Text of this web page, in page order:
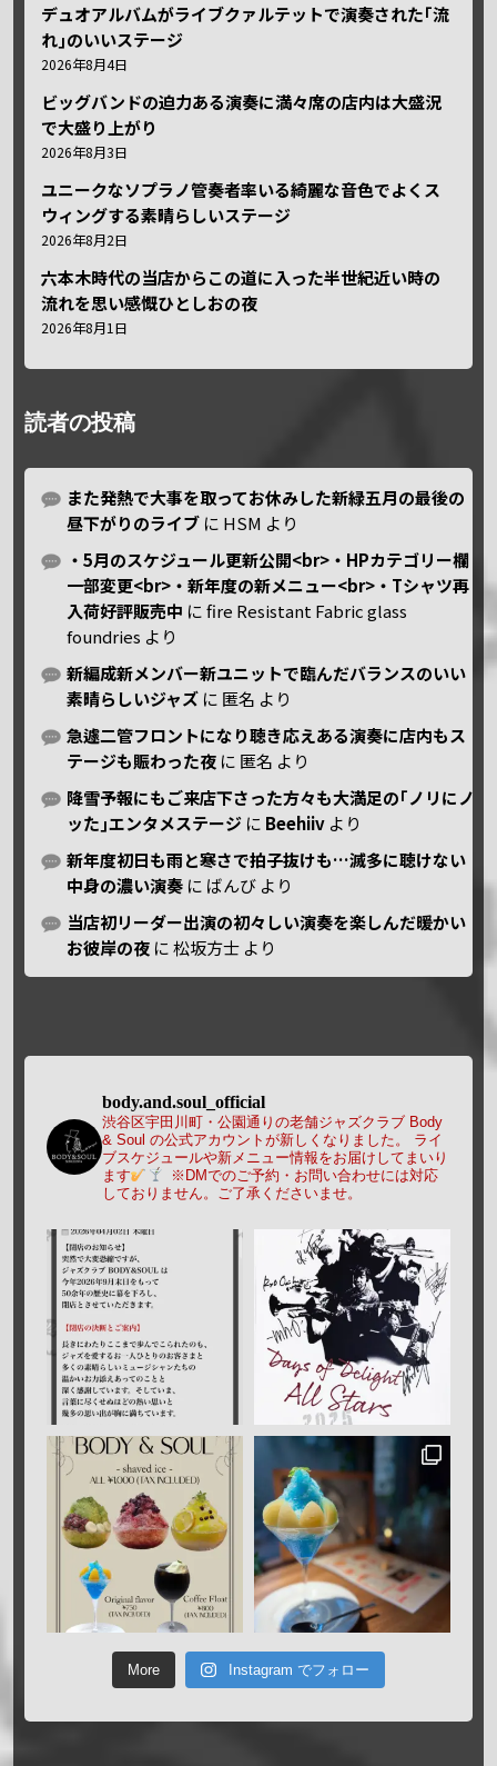
デュオアルバムがライブクァルテットで演奏された｢流
れ｣のいいステージ
2026年8月4日
ビッグバンドの迫力ある演奏に満々席の店内は大盛況
で大盛り上がり
2026年8月3日
ユニークなソプラノ管奏者率いる綺麗な音色でよくス
ウィングする素晴らしいステージ
2026年8月2日
六本木時代の当店からこの道に入った半世紀近い時の
流れを思い感慨ひとしおの夜
2026年8月1日
読者の投稿
また発熱で大事を取ってお休みした新緑五月の最後の
昼下がりのライブ に HSM より
・5月のスケジュール更新公開<br>・HPカテゴリー欄
一部変更<br>・新年度の新メニュー<br>・Tシャツ再
入荷好評販売中 にfire Resistant Fabric glass
foundries より
新編成新メンバー新ユニットで臨んだバランスのいい
素晴らしいジャズ に 匿名 より
急遽二管フロントになり聴き応えある演奏に店内もス
テージも賑わった夜 に 匿名 より
降雪予報にもご来店下さった方々も大満足の｢ノリにノ
ッた｣エンタメステージ に Beehiiv より
新年度初日も雨と寒さで拍子抜けも…滅多に聴けない
中身の濃い演奏 に ばんび より
当店初リーダー出演の初々しい演奏を楽しんだ暖かい
お彼岸の夜 に松坂方士 より
body.and.soul_official
渋谷区宇田川町・公園通りの老舗ジャズクラブ Body
& Soul の公式アカウントが新しくなりました。
ライ
ブスケジュールや新メニュー情報をお届けしてまいり
ます
※DMでのご予約・お問い合わせには対応
しておりません。ご了承くださいませ。
More Instagram でフォロー